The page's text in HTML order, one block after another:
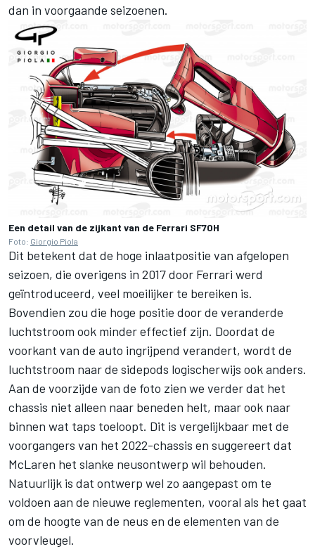
dan in voorgaande seizoenen.
Een detail van de zijkant van de Ferrari SF70H
Foto: Giorgio Piola
Dit betekent dat de hoge inlaatpositie van afgelopen
seizoen, die overigens in 2017 door Ferrari werd
geïntroduceerd, veel moeilijker te bereiken is.
Bovendien zou die hoge positie door de veranderde
luchtstroom ook minder effectief zijn. Doordat de
voorkant van de auto ingrijpend verandert, wordt de
luchtstroom naar de sidepods logischerwijs ook anders.
Aan de voorzijde van de foto zien we verder dat het
chassis niet alleen naar beneden helt, maar ook naar
binnen wat taps toeloopt. Dit is vergelijkbaar met de
voorgangers van het 2022-chassis en suggereert dat
McLaren het slanke neusontwerp wil behouden.
Natuurlijk is dat ontwerp wel zo aangepast om te
voldoen aan de nieuwe reglementen, vooral als het gaat
om de hoogte van de neus en de elementen van de
voorvleugel.